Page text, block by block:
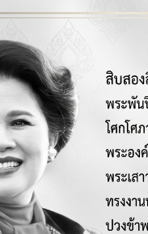
ณ์เครื่องมือฮาร์ดแวร์แ